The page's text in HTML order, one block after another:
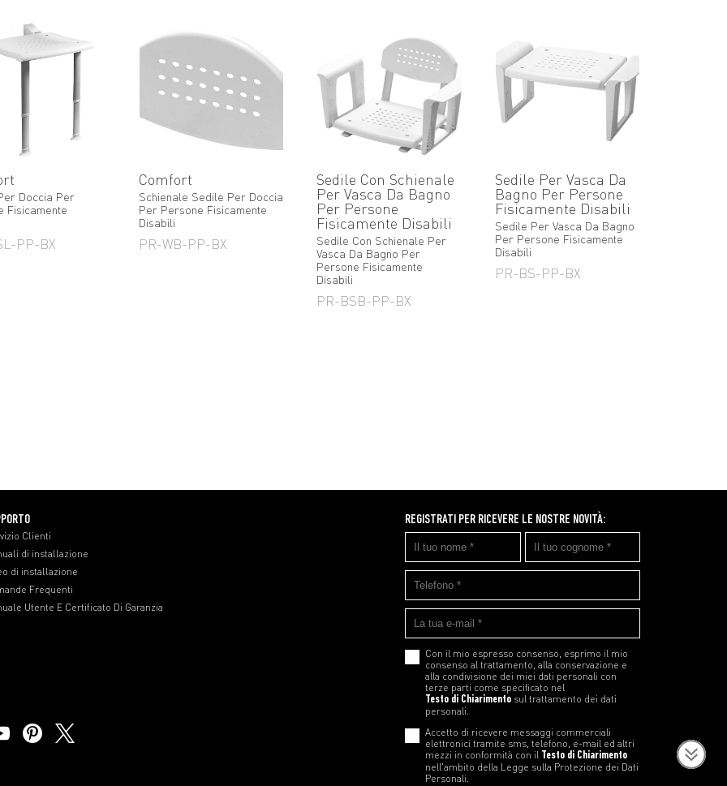
Doccia Per
Fisicamente
PP-BX
Comfort
Schienale Sedile Per Doccia
Per Persone Fisicamente
Disabili
PR-WB-PP-BX
Sedile Con Schienale
Per Vasca Da Bagno
Per Persone
Fisicamente Disabili
Sedile Con Schienale Per
Vasca Da Bagno Per
Persone Fisicamente
Disabili
PR-BSB-PP-BX
Sedile Per Vasca Da
Bagno Per Persone
Fisicamente Disabili
Sedile Per Vasca Da Bagno
Per Persone Fisicamente
Disabili
PR-BS-PP-BX
Clienti
di installazione
di installazione
Frequenti
Utente E Certificato Di Garanzia
REGISTRATI PER RICEVERE LE NOSTRE NOVITÀ:
Con il mio espresso consenso, esprimo il mio
consenso al trattamento, alla conservazione e
alla condivisione dei miei dati personali con
terze parti come specificato nel
Testo di Chiarimento sul trattamento dei dati
personali.
Accetto di ricevere messaggi commerciali
elettronici tramite sms, telefono, e-mail ed altri
mezzi in conformità con il Testo di Chiarimento
nell'ambito della Legge sulla Protezione dei Dati
Personali.